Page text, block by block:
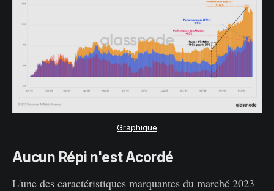
Graphique
Aucun Répi n'est Acordé
L'une des caractéristiques marquantes du marché 2023